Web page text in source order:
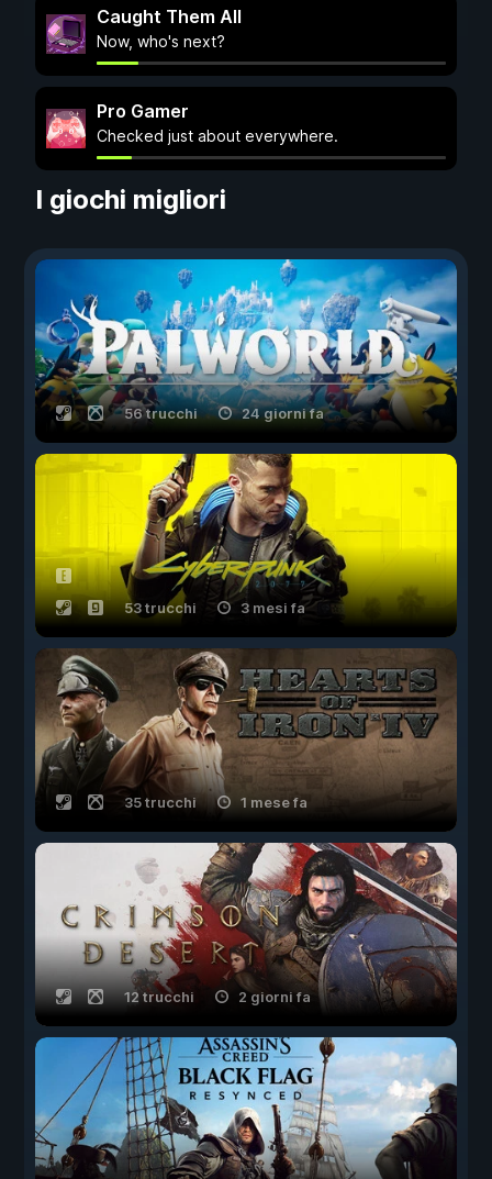
Caught Them All
Now, who's next?
Pro Gamer
Checked just about everywhere.
I giochi migliori
56 trucchi 24 giorni fa
53 trucchi 3 mesi fa
35 trucchi 1 mese fa
12 trucchi 2 giorni fa